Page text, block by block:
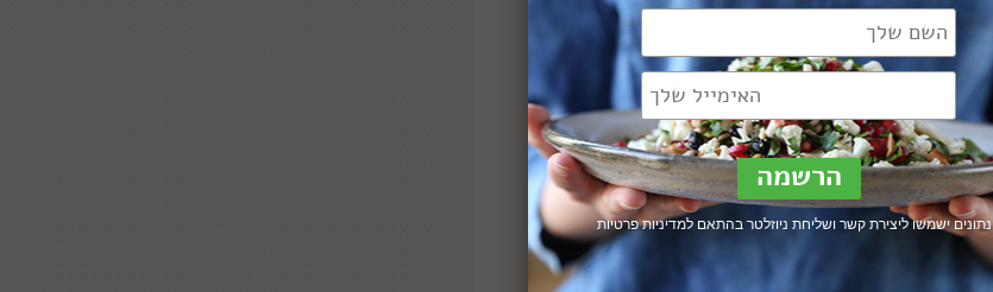
ישמשו ליצירת קשר ושליחת ניוזלטר בהתאם למדיניות פרטיות